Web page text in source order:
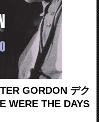
GORDON デク
WERE THE DAYS